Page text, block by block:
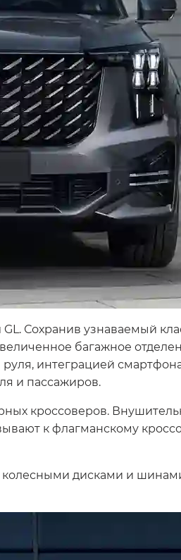
Сохранив узнаваемый
багажное
интеграцией
и пассажиров.
кроссоверов.
к флагманскому
дисками и